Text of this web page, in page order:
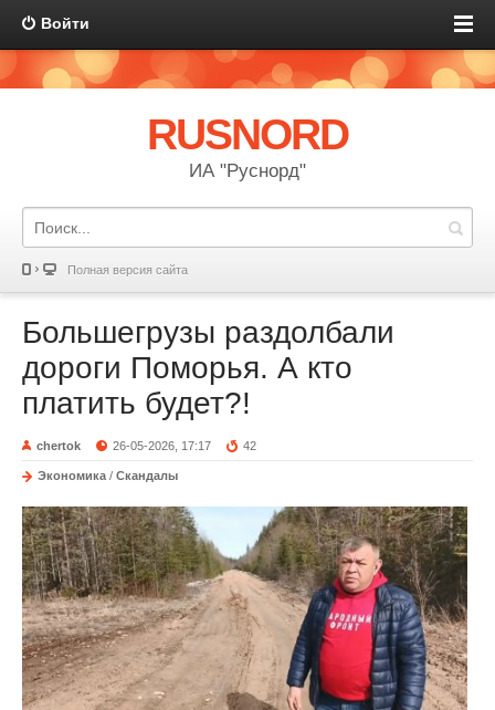
Войти
RUSNORD
ИА "Руснорд"
Полная версия сайта
Большегрузы раздолбали
дороги Поморья. А кто
платить будет?!
chertok 26-05-2026, 17:17 42
Экономика / Скандалы